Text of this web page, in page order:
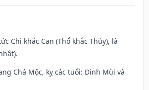
Chi khắc Can (Thổ khắc Thủy), là
Chá Mộc, kỵ các tuổi: Đinh Mùi và